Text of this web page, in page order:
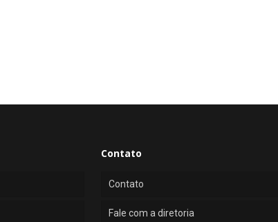
Contato
Contato
Fale com a diretoria